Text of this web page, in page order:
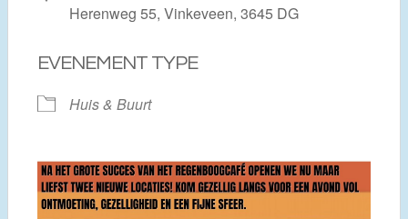
Herenweg 55, Vinkeveen, 3645 DG
EVENEMENT TYPE
Huis & Buurt